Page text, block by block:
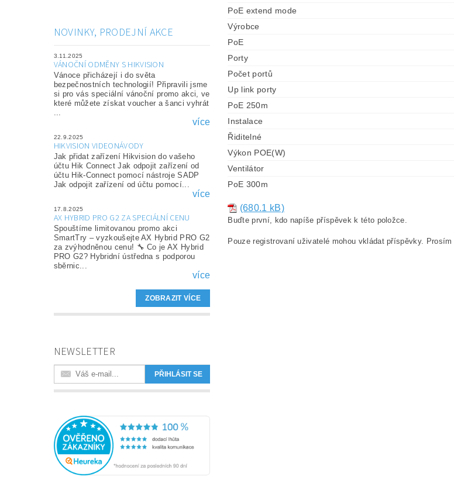
NOVINKY, PRODEJNÍ AKCE
3.11.2025
VÁNOČNÍ ODMĚNY S HIKVISION
Vánoce přicházejí i do světa
bezpečnostních technologií! Připravili jsme
si pro vás speciální vánoční promo akci, ve
které můžete získat voucher a šanci vyhrát
více
22.9.2025
HIKVISION VIDEONÁVODY
Jak přidat zařízení Hikvision do vašeho
účtu Hik Connect Jak odpojit zařízení od
účtu Hik-Connect pomocí nástroje SADP
Jak odpojit zařízení od účtu pomocí...
více
17.8.2025
AX HYBRID PRO G2 ZA SPECIÁLNÍ CENU
Spouštíme limitovanou promo akci
SmartTry – vyzkoušejte AX Hybrid PRO G2
za zvýhodněnou cenu! 🔧 Co je AX Hybrid
PRO G2? Hybridní ústředna s podporou
sběrnic...
více
ZOBRAZIT VÍCE
NEWSLETTER
PoE extend mode
Výrobce
PoE
Porty
Počet portů
Up link porty
PoE 250m
Instalace
Řiditelné
Výkon POE(W)
Ventilátor
PoE 300m
(680.1 kB)
Buďte první, kdo napíše příspěvek k této položce.
Pouze registrovaní uživatelé mohou vkládat příspěvky. Prosím